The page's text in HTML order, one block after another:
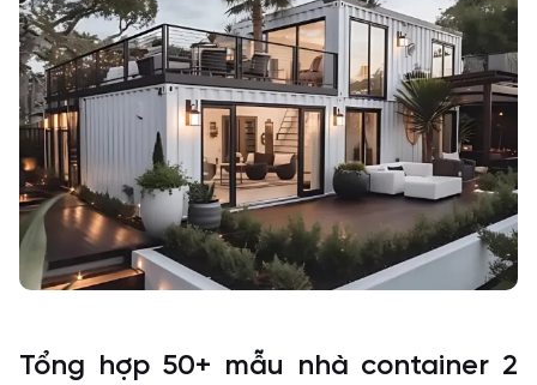
Tổng hợp 50+ mẫu nhà container 2